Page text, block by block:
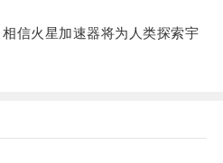
火星加速器将为人类探索宇